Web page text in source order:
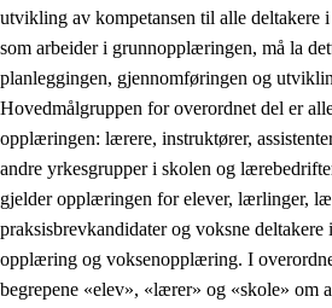
utvikling av kompetansen til alle
som arbeider i grunnopplæringen, må la
planleggingen, gjennomføringen og
Hovedmålgruppen for overordnet del er
opplæringen: lærere, instruktører,
andre yrkesgrupper i skolen og
gjelder opplæringen for elever, lærlinger,
praksisbrevkandidater og voksne
opplæring og voksenopplæring. I
begrepene «elev», «lærer» og «skole» om